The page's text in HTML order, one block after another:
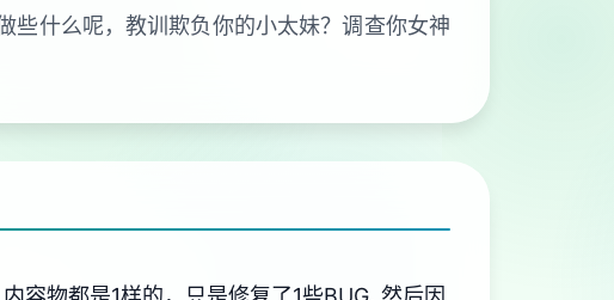
些什么呢，教训欺负你的小太妹？调查你女神